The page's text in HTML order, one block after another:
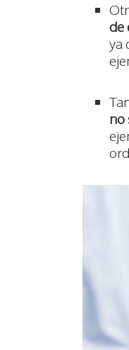
de
ya
no